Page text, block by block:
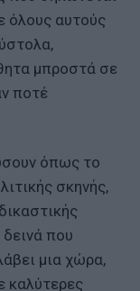
όλους αυτούς
μπροστά σε
ποτέ
όπως το
σκηνής,
δεινά που
μια χώρα,
καλύτερες